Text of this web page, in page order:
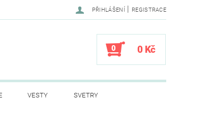
PŘIHLÁŠENÍ | REGISTRACE
0 0 Kč
VESTY SVETRY